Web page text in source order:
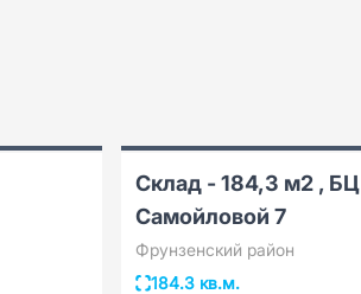
Склад - 184,3 м2 , БЦ
Самойловой 7
Фрунзенский район
184.3 кв.м.